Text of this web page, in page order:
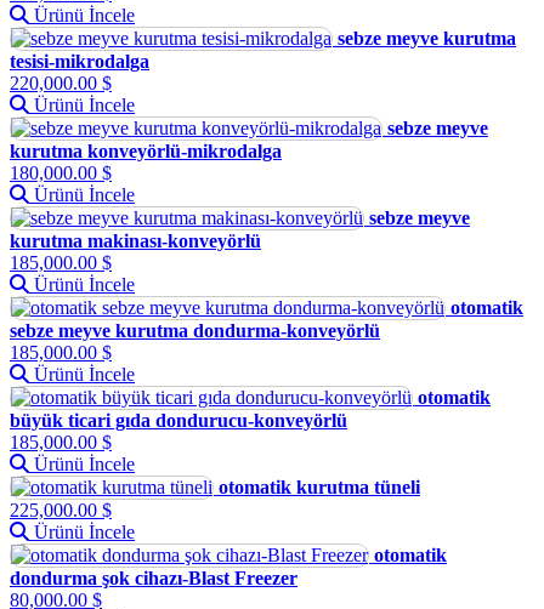
Ürünü İncele
sebze meyve kurutma
tesisi-mikrodalga
220,000.00 $
Ürünü İncele
sebze meyve
kurutma konveyörlü-mikrodalga
180,000.00 $
Ürünü İncele
sebze meyve
kurutma makinası-konveyörlü
185,000.00 $
Ürünü İncele
otomatik
sebze meyve kurutma dondurma-konveyörlü
185,000.00 $
Ürünü İncele
otomatik
büyük ticari gıda dondurucu-konveyörlü
185,000.00 $
Ürünü İncele
otomatik kurutma tüneli
225,000.00 $
Ürünü İncele
otomatik
dondurma şok cihazı-Blast Freezer
80,000.00 $